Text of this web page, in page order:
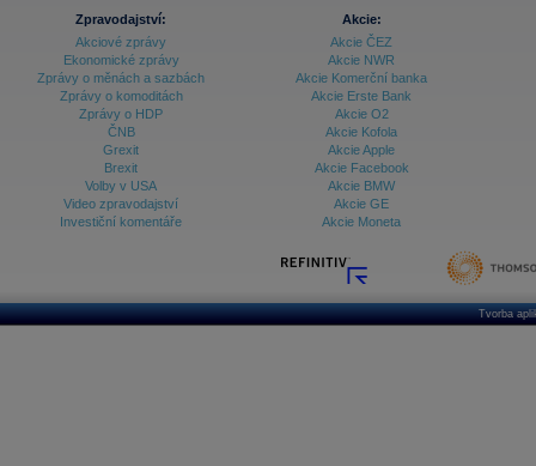
Zpravodajství:
Akciové zprávy
Ekonomické zprávy
Zprávy o měnách a sazbách
Zprávy o komoditách
Zprávy o HDP
ČNB
Grexit
Brexit
Volby v USA
Video zpravodajství
Investiční komentáře
Akcie:
Akcie ČEZ
Akcie NWR
Akcie Komerční banka
Akcie Erste Bank
Akcie O2
Akcie Kofola
Akcie Apple
Akcie Facebook
Akcie BMW
Akcie GE
Akcie Moneta
Tvorba